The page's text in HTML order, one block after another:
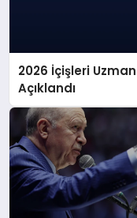
2026 İçişleri Uzman
Açıklandı